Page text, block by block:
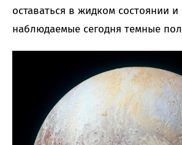
оставаться в жидком состоянии
наблюдаемые сегодня темные